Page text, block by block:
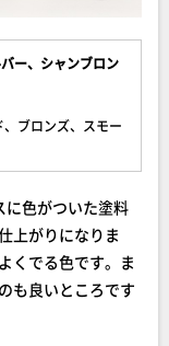
ー、シャンブロン
ブロンズ、スモー
に色がついた塗料
上がりになりま
くでる色です。ま
も良いところです